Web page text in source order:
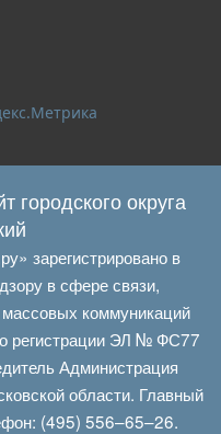
округа
зарегистрировано в
в сфере связи,
коммуникаций
регистрации ЭЛ № ФС77
Администрация
области. Главный
(495) 556–65–26.